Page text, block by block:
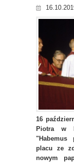
16
Piotra w
"Habemus
placu ze
nowym